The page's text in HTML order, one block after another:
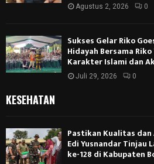
Agustus 2, 2026 0
Sukses Gelar Riko
Hidayah Bersama
Karakter Islami dan
Juli 29, 2026 0
KESEHATAN
Pastikan Kualitas
Edi Yusnandar Tinjau
ke-128 di Kabupaten